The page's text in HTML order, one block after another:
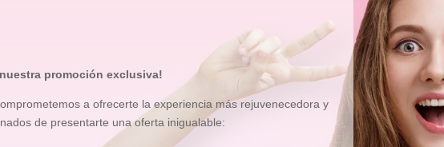
promoción exclusiva!
a ofrecerte la experiencia más rejuvenecedora y
de presentarte una oferta inigualable: